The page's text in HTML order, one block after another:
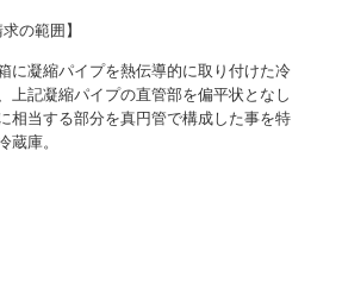
の範囲】
に凝縮パイプを熱伝導的に取り付けた冷
上記凝縮パイプの直管部を偏平状となし
相当する部分を真円管で構成した事を特
蔵庫。